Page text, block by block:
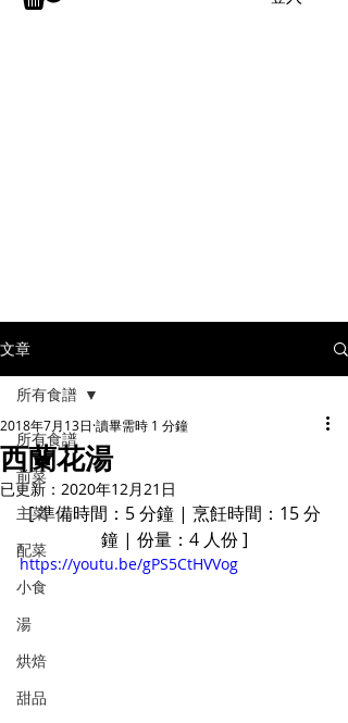
文章
所有食譜
前菜
主菜
配菜
小食
湯
烘焙
甜品
所有食譜
西蘭花湯
2018年7月13日 讀畢需時 1 分鐘
已更新： 2020年12月21日
[ 準備時間：5 分鐘 | 烹飪時間：15 分
鐘 | 份量：4 人份 ]
https://youtu.be/gPS5CtHVVog